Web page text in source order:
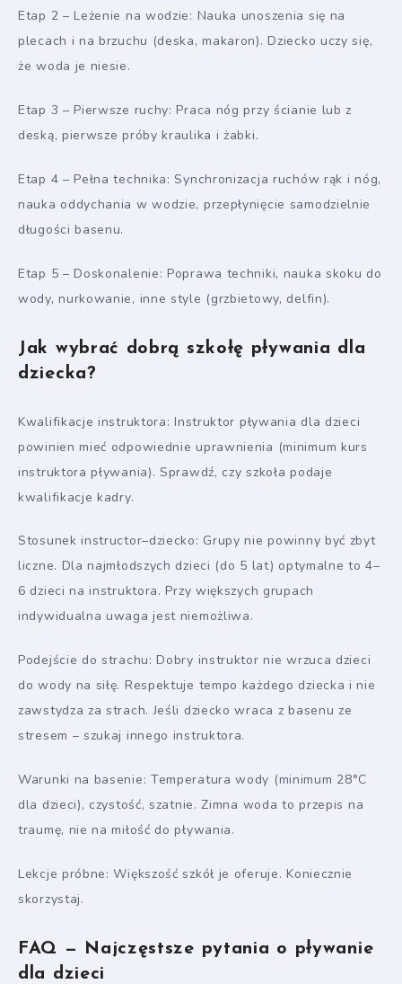
Etap 2 – Leżenie na wodzie: Nauka unoszenia się na
plecach i na brzuchu (deska, makaron). Dziecko uczy się,
że woda je niesie.
Etap 3 – Pierwsze ruchy: Praca nóg przy ścianie lub z
deską, pierwsze próby kraulika i żabki.
Etap 4 – Pełna technika: Synchronizacja ruchów rąk i nóg,
nauka oddychania w wodzie, przepłynięcie samodzielnie
długości basenu.
Etap 5 – Doskonalenie: Poprawa techniki, nauka skoku do
wody, nurkowanie, inne style (grzbietowy, delfin).
Jak wybrać dobrą szkołę pływania dla
dziecka?
Kwalifikacje instruktora: Instruktor pływania dla dzieci
powinien mieć odpowiednie uprawnienia (minimum kurs
instruktora pływania). Sprawdź, czy szkoła podaje
kwalifikacje kadry.
Stosunek instructor–dziecko: Grupy nie powinny być zbyt
liczne. Dla najmłodszych dzieci (do 5 lat) optymalne to 4–
6 dzieci na instruktora. Przy większych grupach
indywidualna uwaga jest niemożliwa.
Podejście do strachu: Dobry instruktor nie wrzuca dzieci
do wody na siłę. Respektuje tempo każdego dziecka i nie
zawstydza za strach. Jeśli dziecko wraca z basenu ze
stresem – szukaj innego instruktora.
Warunki na basenie: Temperatura wody (minimum 28°C
dla dzieci), czystość, szatnie. Zimna woda to przepis na
traumę, nie na miłość do pływania.
Lekcje próbne: Większość szkół je oferuje. Koniecznie
skorzystaj.
FAQ — Najczęstsze pytania o pływanie
dla dzieci